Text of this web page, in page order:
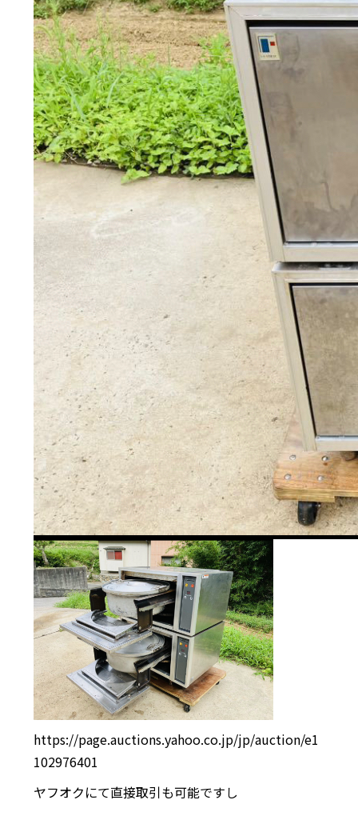
https://page.auctions.yahoo.co.jp/jp/auction/e1
102976401
ヤフオクにて直接取引も可能ですし